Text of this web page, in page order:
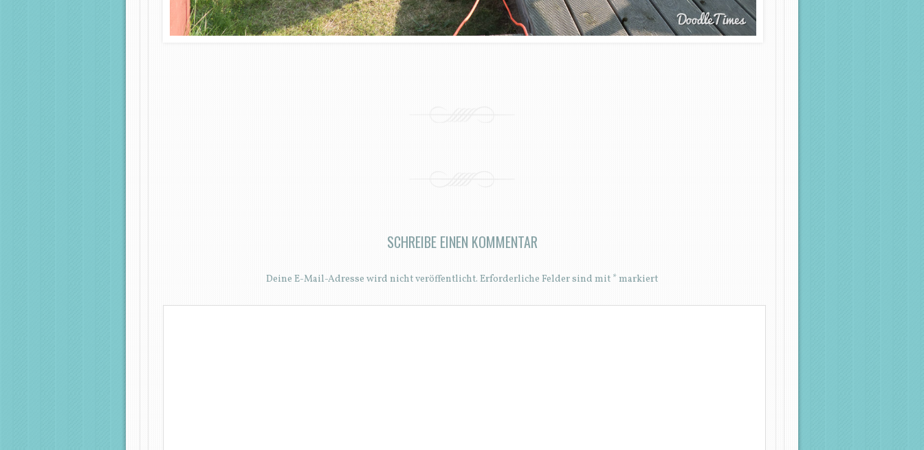
SCHREIBE EINEN KOMMENTAR
Deine E-Mail-Adresse wird nicht veröffentlicht. Erforderliche Felder sind mit *markiert